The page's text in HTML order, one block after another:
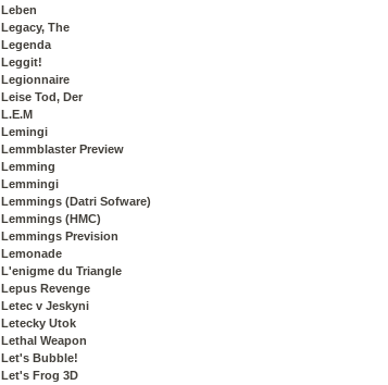
Leben
Legacy, The
Legenda
Leggit!
Legionnaire
Leise Tod, Der
L.E.M
Lemingi
Lemmblaster Preview
Lemming
Lemmingi
Lemmings (Datri Sofware)
Lemmings (HMC)
Lemmings Prevision
Lemonade
L'enigme du Triangle
Lepus Revenge
Letec v Jeskyni
Letecky Utok
Lethal Weapon
Let's Bubble!
Let's Frog 3D